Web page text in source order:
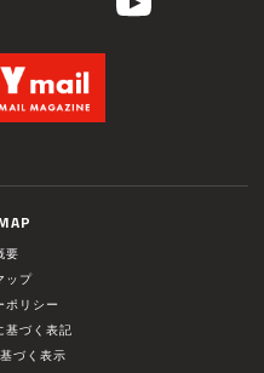
要
ップ
ポリシー
基づく表記
づく表示